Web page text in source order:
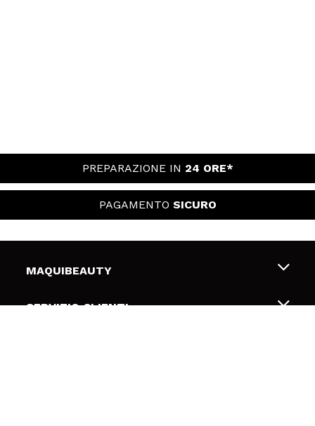
PREPARAZIONE IN 24 ORE*
PAGAMENTO SICURO
MAQUIBEAUTY
Chi siamo
SERVIZIO CLIENTI